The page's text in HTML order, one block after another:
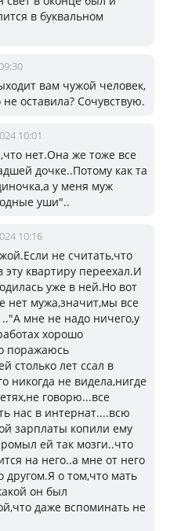
в буквальном
вам чужой человек,
оставила? Сочувствую.
10:01
нет.Она же тоже все
дочке..Потому как та
у меня муж
уши"..
10:16
не считать,что
квартиру переехал.И
уже в ней.Но вот
нет мужа,значит,мы все
мне не надо ничего,у
хорошо
поражаюсь
столько лет ссал в
никогда не видела,нигде
говорю...все
нас в интернат....всю
зарплаты копили ему
ей так мозги..что
на него..а мне от него
другом.Я о том,что мать
он был
даже вспоминать не